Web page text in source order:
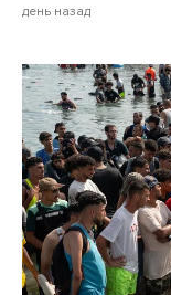
день назад